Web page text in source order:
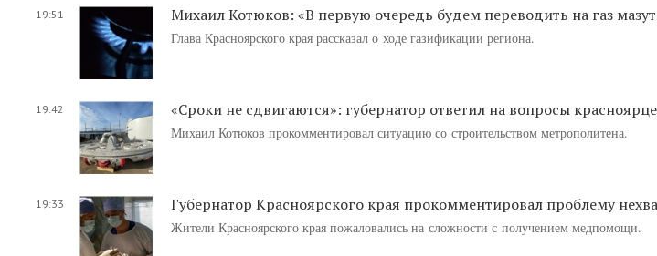
19:51 Михаил Котюков: «В первую очередь будем переводить на газ
Глава Красноярского края рассказал о ходе газификации региона.
19:42 «Сроки не сдвигаются»: губернатор ответил на вопросы
Михаил Котюков прокомментировал ситуацию со строительством метрополитена.
19:33 Губернатор Красноярского края прокомментировал проблему
Жители Красноярского края пожаловались на сложности с получением медпомощи.